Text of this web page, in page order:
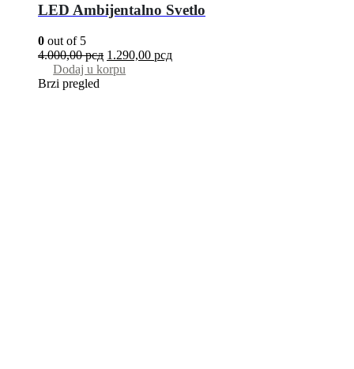
LED Ambijentalno Svetlo
0 out of 5
4.000,00рсд 1.290,00 рсд
Dodaj u korpu
Brzi pregled